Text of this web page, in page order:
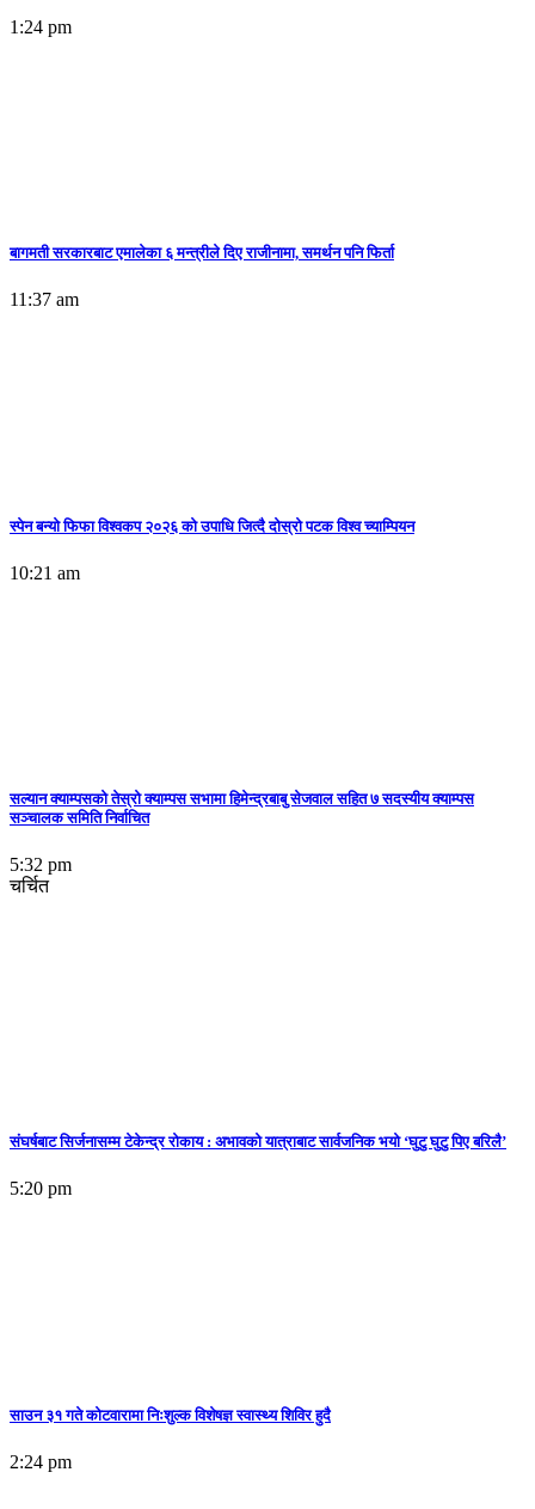
1:24 pm
बागमती सरकारबाट एमालेका ६ मन्त्रीले दिए राजीनामा, समर्थन पनि फिर्ता
11:37 am
स्पेन बन्याे फिफा विश्वकप २०२६ को उपाधि जित्दै दोस्रो पटक विश्व च्याम्पियन
10:21 am
सल्यान क्याम्पसको तेस्रो क्याम्पस सभामा हिमेन्द्रबाबु सेजवाल सहित ७ सदस्यीय क्याम्पस
सञ्चालक समिति निर्वाचित
5:32 pm
चर्चित
संघर्षबाट सिर्जनासम्म टेकेन्द्र रोकाय : अभावको यात्राबाट सार्वजनिक भयो ‘घुटु घुटु पिए बरिलै’
5:20 pm
साउन ३१ गते कोटवारामा निःशुल्क विशेषज्ञ स्वास्थ्य शिविर हुदै
2:24 pm